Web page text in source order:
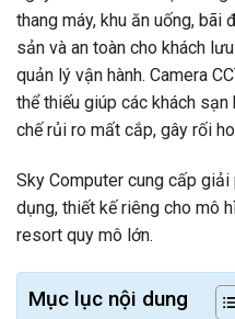
thang máy, khu ăn uống, bãi
sản và an toàn cho khách
quản lý vận hành. Camera
thể thiếu giúp các khách
chế rủi ro mất cắp, gây rối
Sky Computer cung cấp giải
dụng, thiết kế riêng cho mô
resort quy mô lớn.
Mục lục nội dung